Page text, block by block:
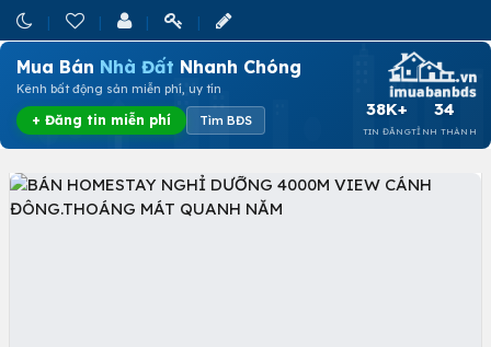
Mua Bán Nhà Đất Nhanh Chóng
Kênh bất động sản miễn phí, uy tín
+ Đăng tin miễn phí Tìm BĐS
38K+
TIN ĐĂNG
34
TỈNH THÀNH